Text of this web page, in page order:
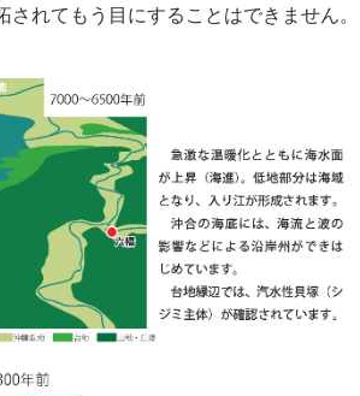
れてもう目にすることはできません。